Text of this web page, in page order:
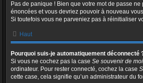
Pas de panique ! Bien que votre mot de passe
énoncées et vous devriez pouvoir à nouveau
Si toutefois vous ne parveniez pas à réinitialiser
Haut
Pourquoi suis-je automatiquement déconnecté
Si vous ne cochez pas la case Se souvenir de moi
ordinateur. Pour rester connecté, cochez la case
cette case, cela signifie qu’un administrateur du